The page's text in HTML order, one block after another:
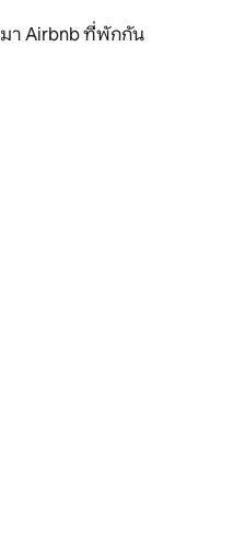
มา Airbnb ที่พักกัน